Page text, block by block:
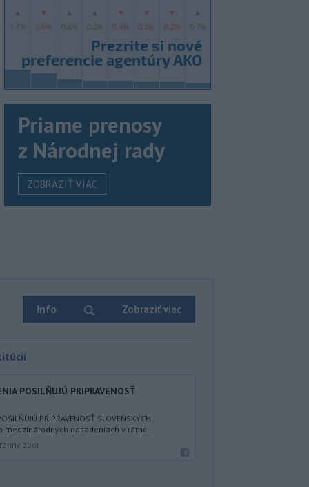
Priame prenosy
z Národnej rady
ZOBRAZIŤ VIAC
Info Zobraziť viac
POSILŇUJÚ PRIPRAVENOSŤ
PRIPRAVENOSŤ SLOVENSKÝCH
nasadeniach v rámc...
zbor